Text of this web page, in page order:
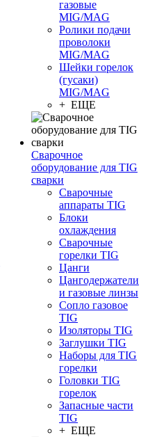
газовые
MIG/MAG
Ролики подачи
проволоки
MIG/MAG
Шейки горелок
(гусаки)
MIG/MAG
+ ЕЩЕ
Сварочное
оборудование для TIG
сварки
Сварочные
аппараты TIG
Блоки
охлаждения
Сварочные
горелки TIG
Цанги
Цангодержатели
и газовые линзы
Сопло газовое
TIG
Изоляторы TIG
Заглушки TIG
Наборы для TIG
горелки
Головки TIG
горелок
Запасные части
TIG
+ ЕЩЕ